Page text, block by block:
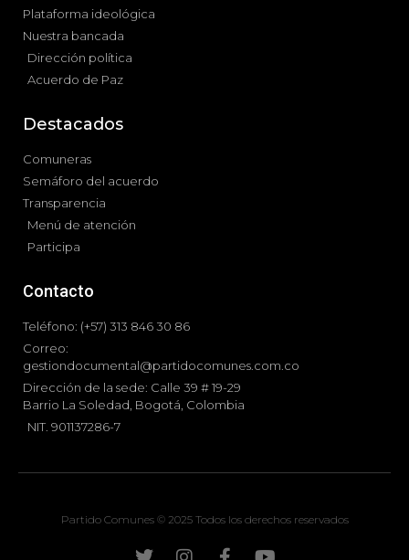
Plataforma ideológica
Nuestra bancada
Dirección política
Acuerdo de Paz
Destacados
Comuneras
Semáforo del acuerdo
Transparencia
Menú de atención
Participa
Contacto
Teléfono: (+57) 313 846 30 86
Correo:
gestiondocumental@partidocomunes.com.co
Dirección de la sede: Calle 39 # 19-29
Barrio La Soledad, Bogotá, Colombia
NIT. 901137286-7
Partido Comunes © 2025 Todos los derechos reservados